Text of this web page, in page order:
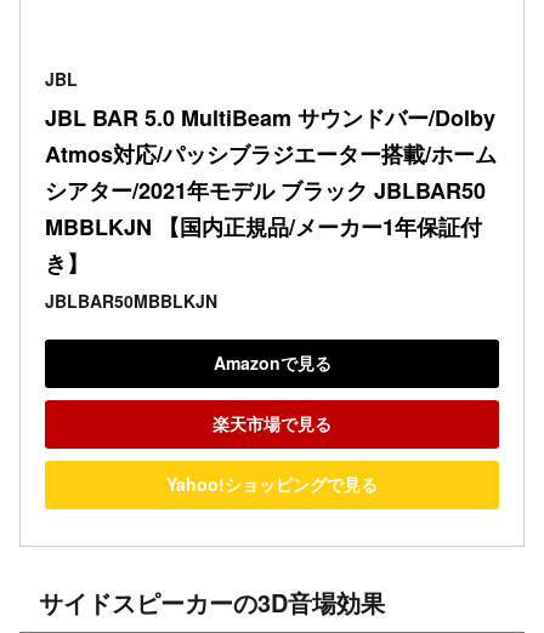
JBL
JBL BAR 5.0 MultiBeam サウンドバー/Dolby
Atmos対応/パッシブラジエーター搭載/ホーム
シアター/2021年モデル ブラック JBLBAR50
MBBLKJN 【国内正規品/メーカー1年保証付
き】
JBLBAR50MBBLKJN
Amazonで見る
楽天市場で見る
Yahoo!ショッピングで見る
サイドスピーカーの3D音場効果